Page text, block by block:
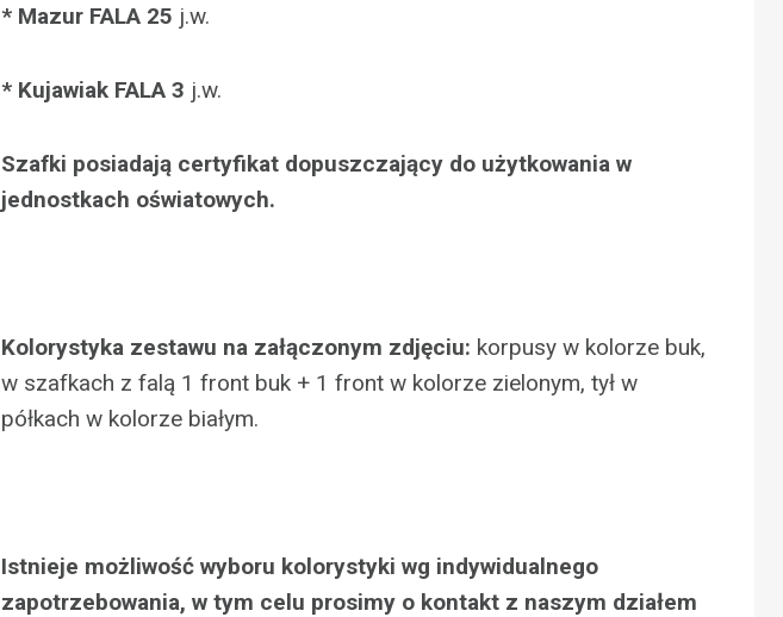
* Mazur FALA 25 j.w.
* Kujawiak FALA 3 j.w.
Szafki posiadają certyfikat dopuszczający do użytkowania w
jednostkach oświatowych.
Kolorystyka zestawu na załączonym zdjęciu: korpusy w kolorze buk,
w szafkach z falą 1 front buk + 1 front w kolorze zielonym, tył w
półkach w kolorze białym.
Istnieje możliwość wyboru kolorystyki wg indywidualnego
zapotrzebowania, w tym celu prosimy o kontakt z naszym działem